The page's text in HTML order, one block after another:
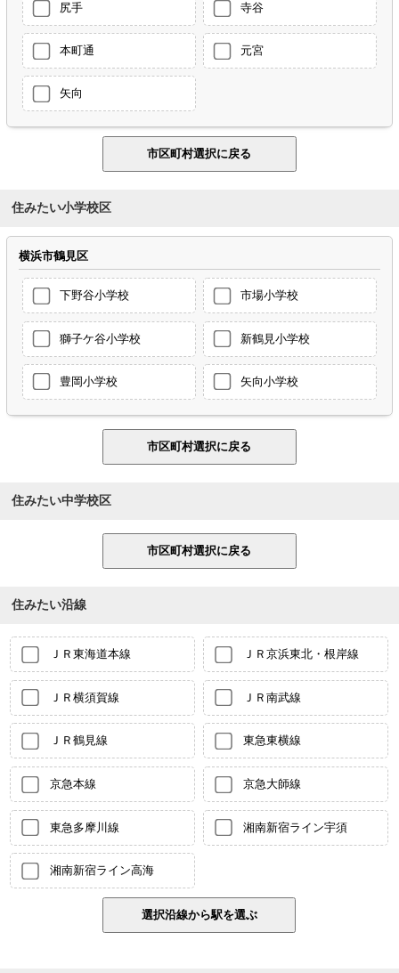
尻手 寺谷
本町通 元宮
矢向
住みたい小学校区
横浜市鶴見区
下野谷小学校 市場小学校
獅子ケ谷小学校 新鶴見小学校
豊岡小学校 矢向小学校
住みたい中学校区
住みたい沿線
ＪＲ東海道本線 ＪＲ京浜東北・根岸線
ＪＲ横須賀線 ＪＲ南武線
ＪＲ鶴見線 東急東横線
京急本線 京急大師線
東急多摩川線 湘南新宿ライン宇須
湘南新宿ライン高海